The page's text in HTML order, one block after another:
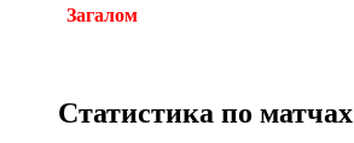
Загалом
Статистика по матчах